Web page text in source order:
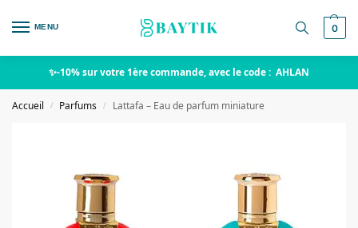
MENU 0
✨-10% sur votre 1ère commande, avec le code : AHLAN
Accueil / Parfums / Lattafa – Eau de parfum miniature